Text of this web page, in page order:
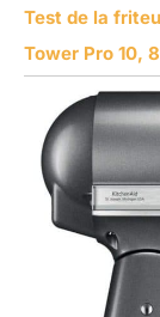
Test de la
Tower Pro 10,